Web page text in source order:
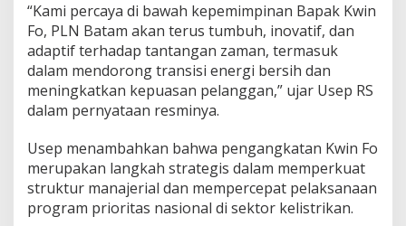
a
n
K
w
i
n
o
s
e
b
a
“Kami percaya di bawah kepemimpinan Bapak Kwin
Fo, PLN Batam akan terus tumbuh, inovatif, dan
adaptif terhadap tantangan zaman, termasuk
dalam mendorong transisi energi bersih dan
meningkatkan kepuasan pelanggan,” ujar Usep RS
dalam pernyataan resminya.
Usep menambahkan bahwa pengangkatan Kwin Fo
merupakan langkah strategis dalam memperkuat
struktur manajerial dan mempercepat pelaksanaan
program prioritas nasional di sektor kelistrikan.